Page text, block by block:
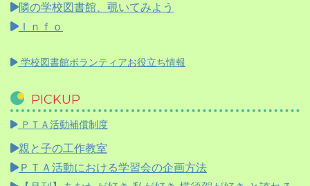
隣の学校図書館、覗いてみよう
Ｉｎｆｏ
学校図書館ボランティアお役立ち情報
PICKUP
ＰＴＡ活動補償制度
親と子の工作教室
ＰＴＡ活動における学習会の企画方法